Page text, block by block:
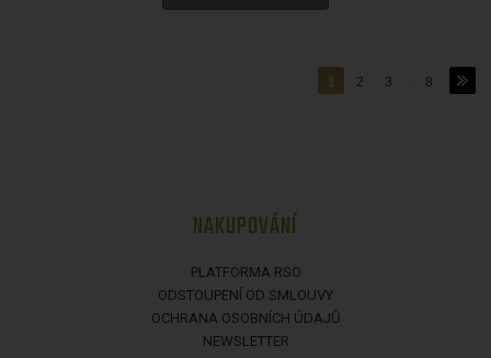
1 2 3 8
NAKUPOVÁNÍ
PLATFORMA RSO
ODSTOUPENÍ OD SMLOUVY
OCHRANA OSOBNÍCH ÚDAJŮ
NEWSLETTER